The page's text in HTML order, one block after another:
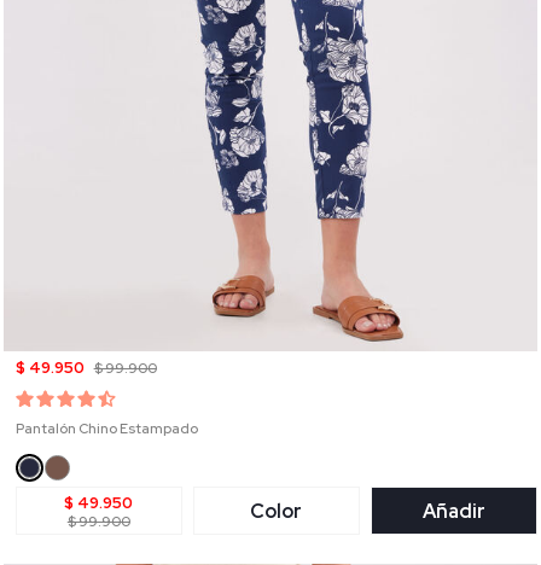
$ 49.950 $ 99.900
Pantalón Chino Estampado
$ 49.950
$ 99.900 Color Añadir